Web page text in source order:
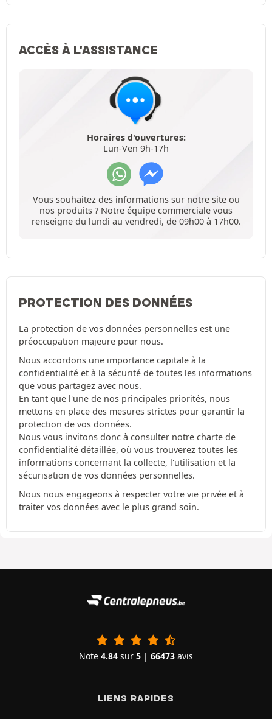
ACCÈS À L'ASSISTANCE
Horaires d'ouvertures:
Lun-Ven 9h-17h
Vous souhaitez des informations sur notre site ou
nos produits ? Notre équipe commerciale vous
renseigne du lundi au vendredi, de 09h00 à 17h00.
PROTECTION DES DONNÉES
La protection de vos données personnelles est une
préoccupation majeure pour nous.
Nous accordons une importance capitale à la
confidentialité et à la sécurité de toutes les informations
que vous partagez avec nous.
En tant que l'une de nos principales priorités, nous
mettons en place des mesures strictes pour garantir la
protection de vos données.
Nous vous invitons donc à consulter notre charte de
confidentialité détaillée, où vous trouverez toutes les
informations concernant la collecte, l'utilisation et la
sécurisation de vos données personnelles.
Nous nous engageons à respecter votre vie privée et à
traiter vos données avec le plus grand soin.
Note 4.84 sur 5 | 66473 avis
LIENS RAPIDES